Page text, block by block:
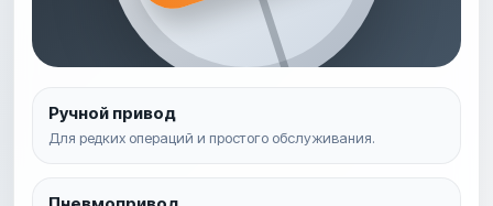
Ручной привод
Для редких операций и простого обслуживания.